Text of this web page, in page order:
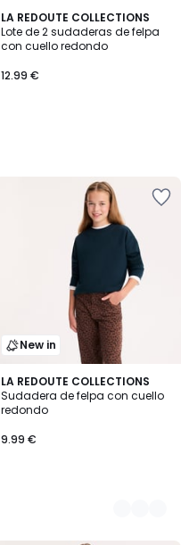
LA REDOUTE COLLECTIONS
Lote de 2 sudaderas de felpa
con cuello redondo
12.99 €
New in
LA REDOUTE COLLECTIONS
Sudadera de felpa con cuello
redondo
9.99 €
5
Colores